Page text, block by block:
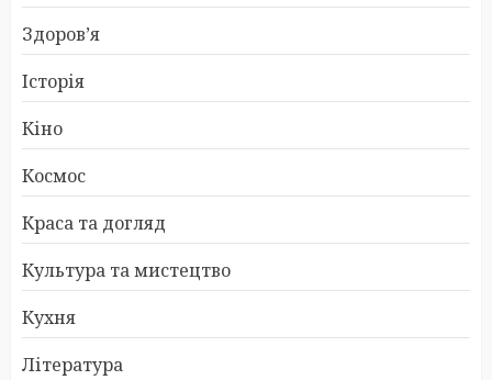
Здоров’я
Історія
Кіно
Космос
Краса та догляд
Культура та мистецтво
Кухня
Література